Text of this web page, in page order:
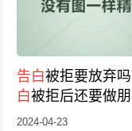
告白被拒要放弃吗
白被拒后还要做
吗？
2024-04-23